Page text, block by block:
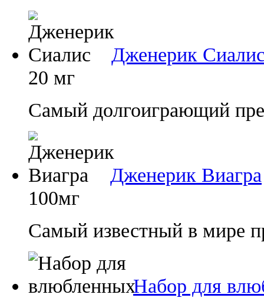
Дженерик
20 мг
Самый долгоиграющий
Дженерик Виагра
100мг
Самый известный в мире
Набор для